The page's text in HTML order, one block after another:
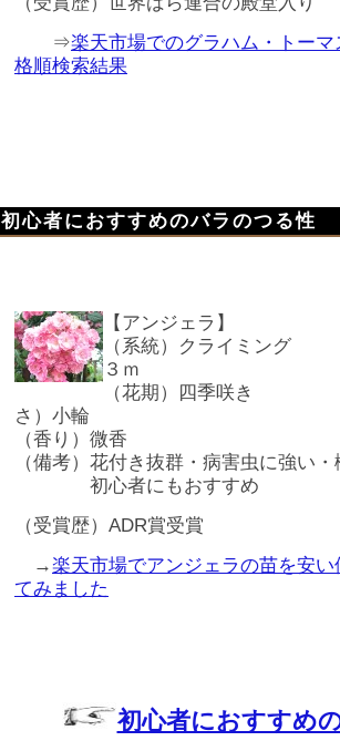
⇒楽天市場でのグラハム・トー
格順検索結果
初心者におすすめのバラのつる性
【アンジェラ】
（系統）クライミン
３ｍ
（花期）四季咲き
さ）小輪
（香り）微香
（備考）花付き抜群・病害虫に強い
初心者にもおすすめ
（受賞歴）ADR賞受賞
→楽天市場でアンジェラの苗を安
てみました
初心者におすすめ